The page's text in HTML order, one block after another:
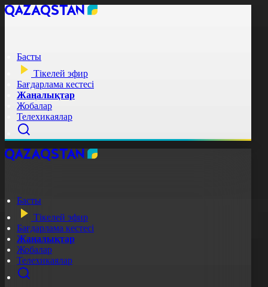
Басты
Тікелей эфир
Бағдарлама кестесі
Жаңалықтар
Жобалар
Телехикаялар
Басты
Тікелей эфир
Бағдарлама кестесі
Жаңалықтар
Жобалар
Телехикаялар